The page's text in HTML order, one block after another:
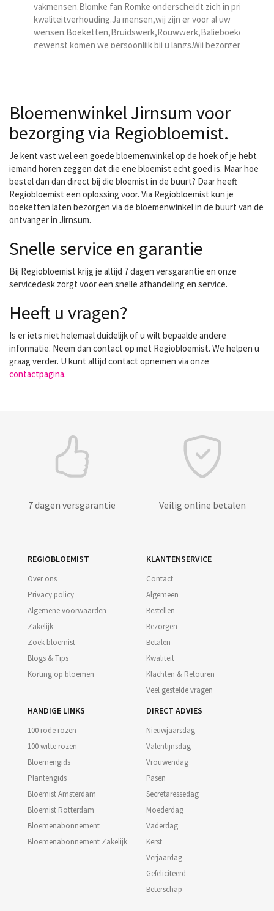
vakmensen.Blomke fan Romke onderscheidt zich in prijs-
kwaliteitverhouding.Ja mensen,wij zijn er voor al uw
gewenst komen we persoonlijk bij u langs.Wij bezorgen in
Bloemenwinkel Jirnsum voor
bezorging via Regiobloemist.
Je kent vast wel een goede bloemenwinkel op de hoek of je hebt
iemand horen zeggen dat die ene bloemist echt goed is. Maar hoe
bestel dan dan direct bij die bloemist in de buurt? Daar heeft
Regiobloemist een oplossing voor. Via Regiobloemist kun je
boeketten laten bezorgen via de bloemenwinkel in de buurt van de
ontvanger in Jirnsum.
Snelle service en garantie
Bij Regiobloemist krijg je altijd 7 dagen versgarantie en onze
servicedesk zorgt voor een snelle afhandeling en service.
Heeft u vragen?
Is er iets niet helemaal duidelijk of u wilt bepaalde andere
informatie. Neem dan contact op met Regiobloemist. We helpen u
graag verder. U kunt altijd contact opnemen via onze
contactpagina.
7 dagen versgarantie Veilig online betalen
REGIOBLOEMIST
Over ons
Privacy policy
Algemene voorwaarden
Zakelijk
Zoek bloemist
Blogs & Tips
Korting op bloemen
KLANTENSERVICE
Contact
Algemeen
Bestellen
Bezorgen
Betalen
Kwaliteit
Klachten & Retouren
Veel gestelde vragen
HANDIGE LINKS
100 rode rozen
100 witte rozen
Bloemengids
Plantengids
Bloemist Amsterdam
Bloemist Rotterdam
Bloemenabonnement
Bloemenabonnement Zakelijk
DIRECT ADVIES
Nieuwjaarsdag
Valentijnsdag
Vrouwendag
Pasen
Secretaressedag
Moederdag
Vaderdag
Kerst
Verjaardag
Gefeliciteerd
Beterschap